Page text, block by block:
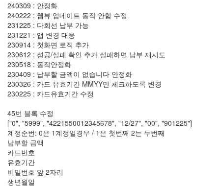
240309 : 안정화
240222 : 웹뷰 업데이트 동작 안함 수정
231225 : 다회선 납부 가능
231221 : 앱 변경 대응
230914 : 첫화면 로직 추가
230612 : 성공/실패 확인 추가 실패하면 납부 재시도
230518 : 동작안정화
230409 : 납부할 금액이 없습니다 안정화
230326 : 카드 유효기간 MMYY만 체크하도록 변경
230225 : 카드유효기간 수정
45번 블록 수정
["0", "5999", "4221550012345678", "12/27", "00", "901225"]
계정순번: 0은 1계정일경우 / 1은 첫번째 2는 두번째
납부할 금액
카드번호
유효기간
비밀번호 앞 2자리
생년월일